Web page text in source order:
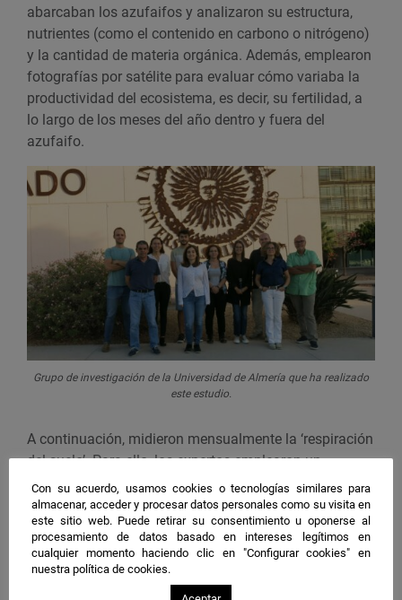
abarcaban los azufaifos y analizaron su estructura,
nutrientes (como el contenido en carbono o nitrógeno)
y la cantidad de materia orgánica. Además, emplearon
fotografías por satélite para evaluar cómo variaba la
productividad del ecosistema, es decir, su fertilidad, a
lo largo de los meses del año dentro y fuera del
azufaifo.
Grupo de investigación de la Universidad de Almería que ha realizado
este estudio.
A continuación, midieron mensualmente la ‘respiración
del suelo’. Para ello, los expertos emplearon un
medidor de flujo de dióxido de carbono (CO2) y un
termómetro. Con estos dispositivos, determinaron que
la zona bajo la copa del arbusto estaba entre 5 y 7
grados centígrados más fresca y que emitía más
carbono que el exterior en periodos de lluvias.
Con su acuerdo, usamos cookies o tecnologías similares para
almacenar, acceder y procesar datos personales como su visita en
este sitio web. Puede retirar su consentimiento u oponerse al
procesamiento de datos basado en intereses legítimos en
cualquier momento haciendo clic en "Configurar cookies" en
nuestra política de cookies.